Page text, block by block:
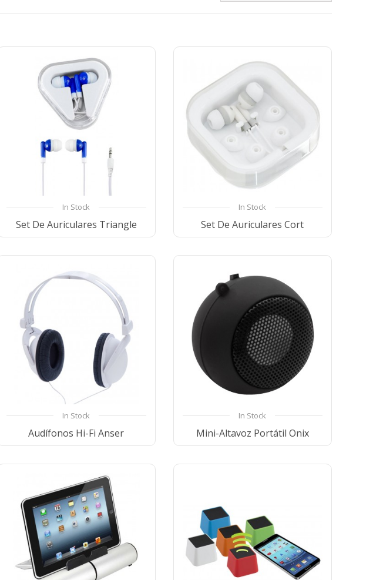
In Stock
Set De Auriculares Triangle
Compare Wishlist
In Stock
Set De Auriculares Cort
Compare Wishlist
In Stock
Audífonos Hi-Fi Anser
Compare Wishlist
In Stock
Mini-Altavoz Portátil Onix
Compare Wishlist